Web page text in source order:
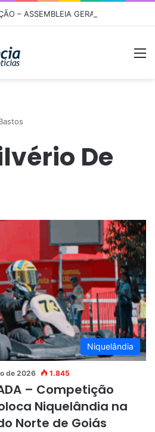
De
Niquelândia
de 2026 1.845
– Competição
Niquelândia na
Norte de Goiás